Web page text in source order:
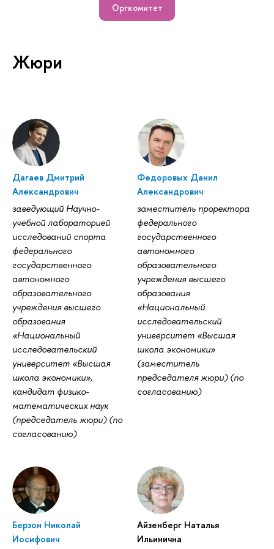
Оргкомитет
Жюри
Дагаев Дмитрий
Александрович
заведующий Научно-
учебной лабораторией
исследований спорта
федерального
государственного
автономного
образовательного
учреждения высшего
образования
«Национальный
исследовательский
университет «Высшая
школа экономики»,
кандидат физико-
математических наук
(председатель жюри) (по
согласованию)
Федоровых Данил
Александрович
заместитель проректора
федерального
государственного
автономного
образовательного
учреждения высшего
образования
«Национальный
исследовательский
университет «Высшая
школа экономики»
(заместитель
председателя жюри) (по
согласованию)
Берзон Николай
Иосифович
Айзенберг Наталья
Ильинична